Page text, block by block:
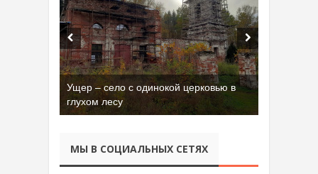
Ущер – село с одинокой церковью в
глухом лесу
Бывшая танковая часть имени Сухэ-
Батора во Владимире
МЫ В СОЦИАЛЬНЫХ СЕТЯХ